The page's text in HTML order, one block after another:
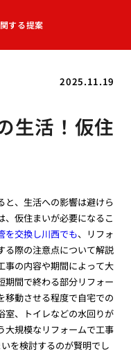
する提案
2025.11.19
生活！仮住
と、生活への影響は避けら
、仮住まいが必要になるこ
を交換し川西でも、リフォ
る際の注意点について解説
事の内容や期間によって大
期間で終わる部分リフォー
移動させる程度で自宅での
室、トイレなどの水回りが
大規模なリフォームで工事
を検討するのが賢明でし